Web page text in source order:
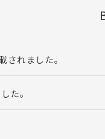
れました。
た。